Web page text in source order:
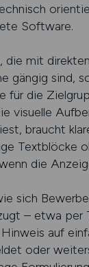
Software.
mit
gängig sind,
die
visuelle
braucht
Textblöcke
die
sich
– etwa per
auf
oder